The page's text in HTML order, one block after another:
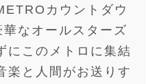
カウントダウ
なオールスターズ
にこのメトロに集結
楽と人間がお送りす